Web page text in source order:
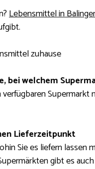
Lebensmittel in
zuhause
bei welchem
verfügbaren
Lieferzeitpunkt
Sie es liefern
gibt es